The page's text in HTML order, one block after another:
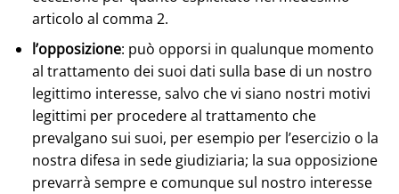
articolo al comma 2.
l’opposizione: può opporsi in qualunque momento
al trattamento dei suoi dati sulla base di un nostro
legittimo interesse, salvo che vi siano nostri motivi
legittimi per procedere al trattamento che
prevalgano sui suoi, per esempio per l’esercizio o la
nostra difesa in sede giudiziaria; la sua opposizione
prevarrà sempre e comunque sul nostro interesse